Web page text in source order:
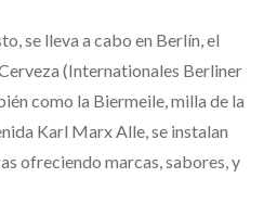
se lleva a cabo en Berlín, el
(Internationales Berliner
como la Biermeile, milla de la
Karl Marx Alle, se instalan
ofreciendo marcas, sabores, y